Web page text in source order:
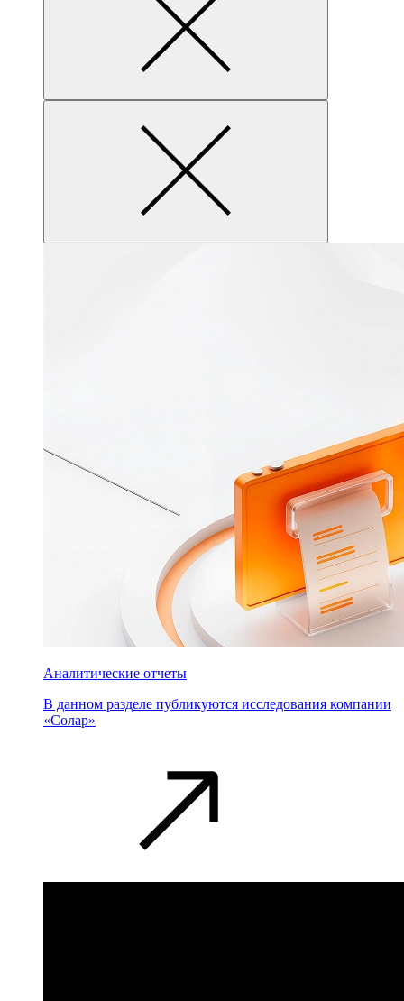
Аналитические отчеты
В данном разделе публикуются исследования компании
«Солар»